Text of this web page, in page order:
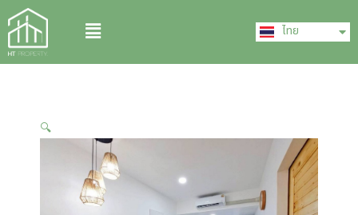
Skip
to
content
Menu ไทย
中文 (中国)
🔍